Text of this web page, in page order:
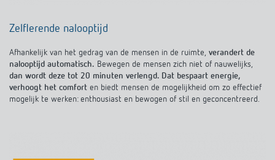
Zelflerende nalooptijd
Afhankelijk van het gedrag van de mensen in de ruimte, verandert de
nalooptijd automatisch. Bewegen de mensen zich niet of nauwelijks,
dan wordt deze tot 20 minuten verlengd. Dat bespaart energie,
verhoogt het comfort en biedt mensen de mogelijkheid om zo effectief
mogelijk te werken: enthousiast en bewogen of stil en geconcentreerd.